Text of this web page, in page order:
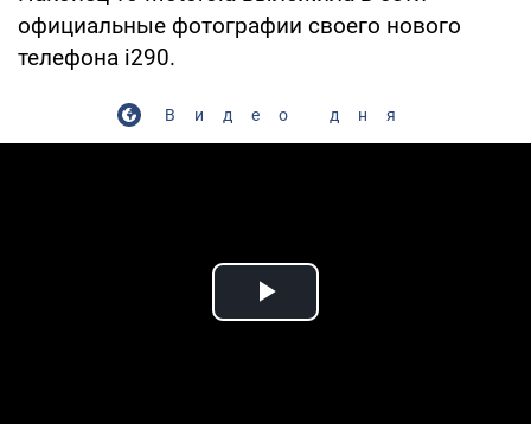
официальные фотографии своего нового
телефона i290.
Видео дня
Play Video